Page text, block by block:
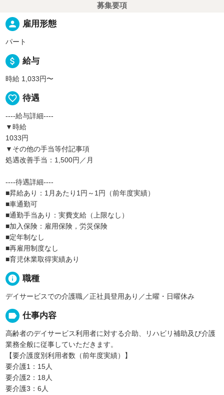
募集要項
person 雇用形態
パート
attach_money 給与
時給 1,033円〜
favorite_border 待遇
----給与詳細----
▼時給
1033円
▼その他の手当等付記事項
処遇改善手当：1,500円／月
----待遇詳細----
■昇給あり：1月あたり1円～1円（前年度実績）
■車通勤可
■通勤手当あり：実費支給（上限なし）
■加入保険：雇用保険，労災保険
■定年制なし
■再雇用制度なし
■育児休業取得実績あり
info 職種
デイサービスでの介護職／正社員登用あり／土曜・日曜休み
label 仕事内容
高齢者のデイサービス利用者に対する介助、リハビリ補助及び介護
業務全般に従事していただきます。
【要介護度別利用者数（前年度実績）】
要介護1：15人
要介護2：18人
要介護3：6人